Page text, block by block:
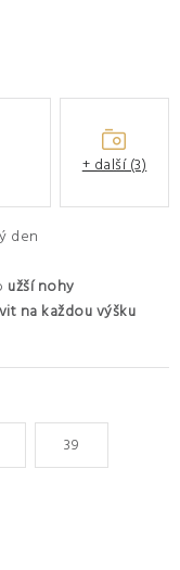
den
užší nohy
na každou výšku
39
+ další (3)